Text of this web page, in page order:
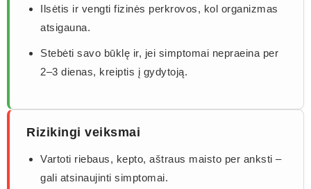
Ilsėtis ir vengti fizinės perkrovos, kol organizmas
atsigauna.
Stebėti savo būklę ir, jei simptomai nepraeina per
2–3 dienas, kreiptis į gydytoją.
Rizikingi veiksmai
Vartoti riebaus, kepto, aštraus maisto per anksti –
gali atsinaujinti simptomai.